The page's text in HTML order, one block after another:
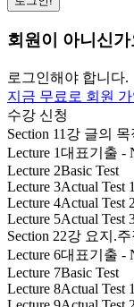
회원이 아니신가
로그인해야 합니다.
지금 무료로 회원
수강 신청
Section 11강 글의 목
Lecture 1대표기출 -
Lecture 2Basic Test
Lecture 3Actual Test 1
Lecture 4Actual Test 2
Lecture 5Actual Test
Section 22강 요지.
Lecture 6대표기출 -
Lecture 7Basic Test
Lecture 8Actual Test 1